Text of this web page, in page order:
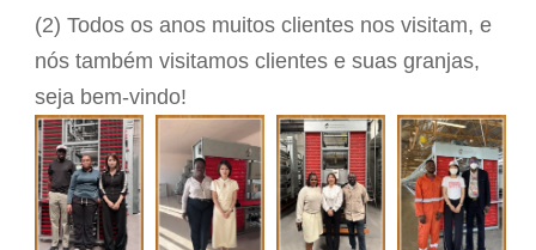
(2) Todos os anos muitos clientes nos visitam, e
nós também visitamos clientes e suas granjas,
seja bem-vindo!